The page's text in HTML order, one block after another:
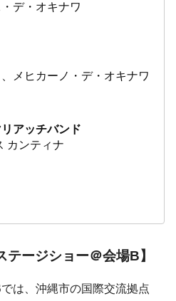
デ・オキナワ
メヒカーノ・デ・オキナワ
アッチバンド
カンティナ
テージショー＠会場B】
は、沖縄市の国際交流拠点